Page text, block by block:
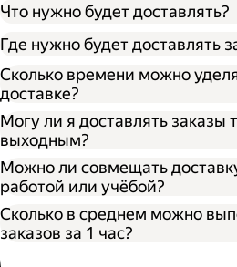
Через парк;
Через парк как
Как самозанятый;
Что нужно будет доставлять?
Где нужно будет доставлять
Сколько времени можно
доставке?
Могу ли я доставлять заказы
выходным?
Можно ли совмещать
работой или учёбой?
Сколько в среднем можно
заказов за 1 час?